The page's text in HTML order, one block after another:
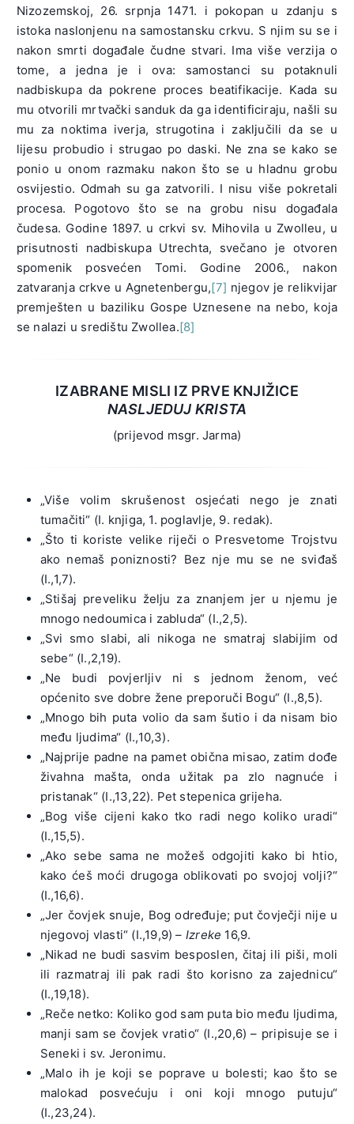
Nizozemskoj, 26. srpnja 1471. i pokopan u zdanju s
istoka naslonjenu na samostansku crkvu. S njim su se i
nakon smrti događale čudne stvari. Ima više verzija o
tome, a jedna je i ova: samostanci su potaknuli
nadbiskupa da pokrene proces beatifikacije. Kada su
mu otvorili mrtvački sanduk da ga identificiraju, našli su
mu za noktima iverja, strugotina i zaključili da se u
lijesu probudio i strugao po daski. Ne zna se kako se
ponio u onom razmaku nakon što se u hladnu grobu
osvijestio. Odmah su ga zatvorili. I nisu više pokretali
procesa. Pogotovo što se na grobu nisu događala
čudesa. Godine 1897. u crkvi sv. Mihovila u Zwolleu, u
prisutnosti nadbiskupa Utrechta, svečano je otvoren
spomenik posvećen Tomi. Godine 2006., nakon
zatvaranja crkve u Agnetenbergu,[7] njegov je relikvijar
premješten u baziliku Gospe Uznesene na nebo, koja
se nalazi u središtu Zwollea.[8]
IZABRANE MISLI IZ PRVE KNJIŽICE
NASLJEDUJ KRISTA
(prijevod msgr. Jarma)
„Više volim skrušenost osjećati nego je znati
tumačiti“ (I. knjiga, 1. poglavlje, 9. redak).
„Što ti koriste velike riječi o Presvetome Trojstvu
ako nemaš poniznosti? Bez nje mu se ne sviđaš
(I.,1,7).
„Stišaj preveliku želju za znanjem jer u njemu je
mnogo nedoumica i zabluda“ (I.,2,5).
„Svi smo slabi, ali nikoga ne smatraj slabijim od
sebe“ (I.,2,19).
„Ne budi povjerljiv ni s jednom ženom, već
općenito sve dobre žene preporuči Bogu“ (I.,8,5).
„Mnogo bih puta volio da sam šutio i da nisam bio
među ljudima“ (I.,10,3).
„Najprije padne na pamet obična misao, zatim dođe
živahna mašta, onda užitak pa zlo nagnuće i
pristanak“ (I.,13,22). Pet stepenica grijeha.
„Bog više cijeni kako tko radi nego koliko uradi“
(I.,15,5).
„Ako sebe sama ne možeš odgojiti kako bi htio,
kako ćeš moći drugoga oblikovati po svojoj volji?“
(I.,16,6).
„Jer čovjek snuje, Bog određuje; put čovječji nije u
njegovoj vlasti“ (I.,19,9) – Izreke 16,9.
„Nikad ne budi sasvim besposlen, čitaj ili piši, moli
ili razmatraj ili pak radi što korisno za zajednicu“
(I.,19,18).
„Reče netko: Koliko god sam puta bio među ljudima,
manji sam se čovjek vratio“ (I.,20,6) – pripisuje se i
Seneki i sv. Jeronimu.
„Malo ih je koji se poprave u bolesti; kao što se
malokad posvećuju i oni koji mnogo putuju“
(I.,23,24).